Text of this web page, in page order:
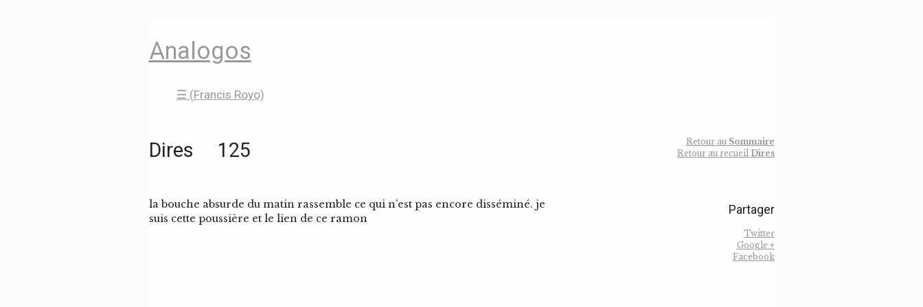
Analogos
☰ (Francis Royo)
Dires 125
la bouche absurde du matin rassemble ce qui n’est pas encore disséminé. je
suis cette poussière et le lien de ce ramon
Retour au Sommaire
Retour au recueil Dires
Partager
Twitter
Google +
Facebook